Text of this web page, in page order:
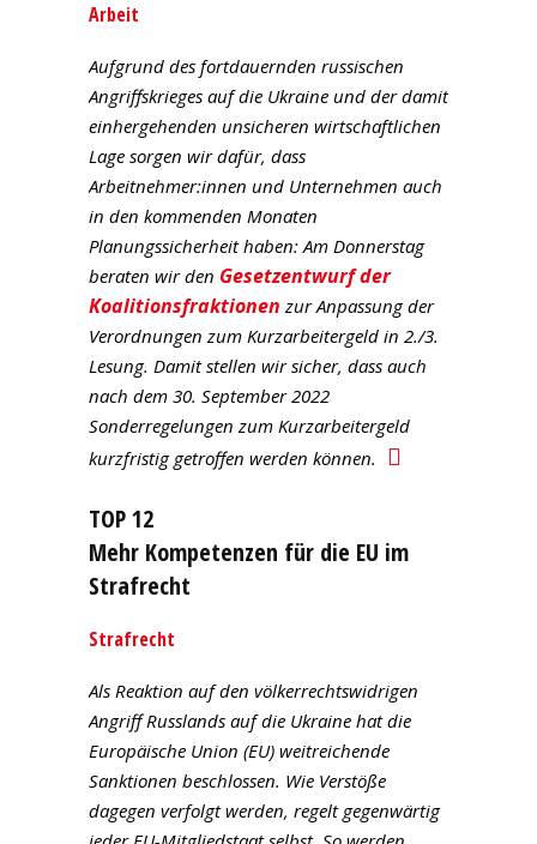
Arbeit
Aufgrund des fortdauernden russischen
Angriffskrieges auf die Ukraine und der damit
einhergehenden unsicheren wirtschaftlichen
Lage sorgen wir dafür, dass
Arbeitnehmer:innen und Unternehmen auch
in den kommenden Monaten
Planungssicherheit haben: Am Donnerstag
beraten wir den Gesetzentwurf der
Koalitionsfraktionen zur Anpassung der
Verordnungen zum Kurzarbeitergeld in 2./3.
Lesung. Damit stellen wir sicher, dass auch
nach dem 30. September 2022
Sonderregelungen zum Kurzarbeitergeld
kurzfristig getroffen werden können.
TOP 12
Mehr Kompetenzen für die EU im
Strafrecht
Strafrecht
Als Reaktion auf den völkerrechtswidrigen
Angriff Russlands auf die Ukraine hat die
Europäische Union (EU) weitreichende
Sanktionen beschlossen. Wie Verstöße
dagegen verfolgt werden, regelt gegenwärtig